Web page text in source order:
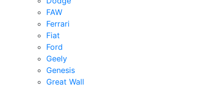
FAW
Ferrari
Fiat
Ford
Geely
Genesis
Great Wall